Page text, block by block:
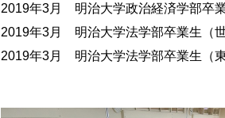
2019年3月 明治大学政治経済学部卒
2019年3月 明治大学法学部卒業生（
2019年3月 明治大学法学部卒業生（